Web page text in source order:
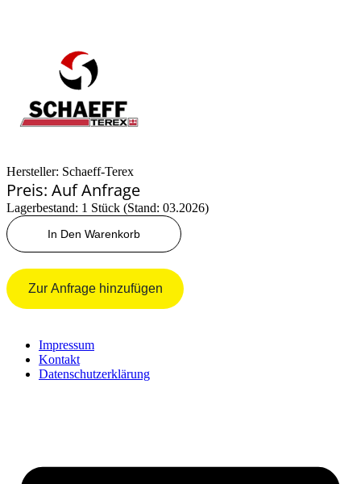
Hersteller: Schaeff-Terex
Preis: Auf Anfrage
Lagerbestand: 1 Stück (Stand: 03.2026)
PASSSCHEIBE
Menge
In Den Warenkorb
Zur Anfrage hinzufügen
Impressum
Kontakt
Datenschutzerklärung